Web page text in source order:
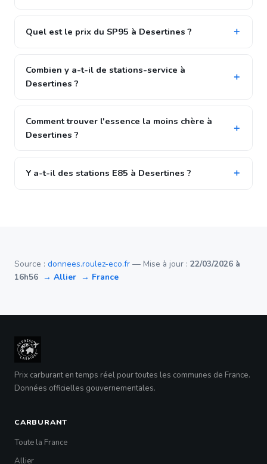
Quel est le prix du SP95 à Desertines ?
Combien y a-t-il de stations-service à
Desertines ?
Comment trouver l'essence la moins chère à
Desertines ?
Y a-t-il des stations E85 à Desertines ?
Source : donnees.roulez-eco.fr — Mise à jour : 22/03/2026 à
16h56 → Allier → France
Prix carburant en temps réel pour toutes les communes de France.
Données officielles gouvernementales.
CARBURANT
Toute la France
Allier